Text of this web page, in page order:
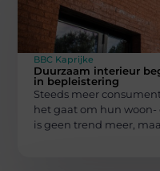
BBC Kaprijke
Duurzaam interieur
in bepleistering
Steeds meer
het gaat om hun
is geen trend meer,